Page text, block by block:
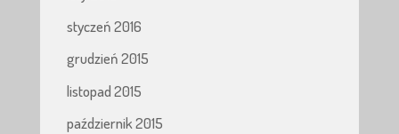
styczeń 2016
grudzień 2015
listopad 2015
październik 2015